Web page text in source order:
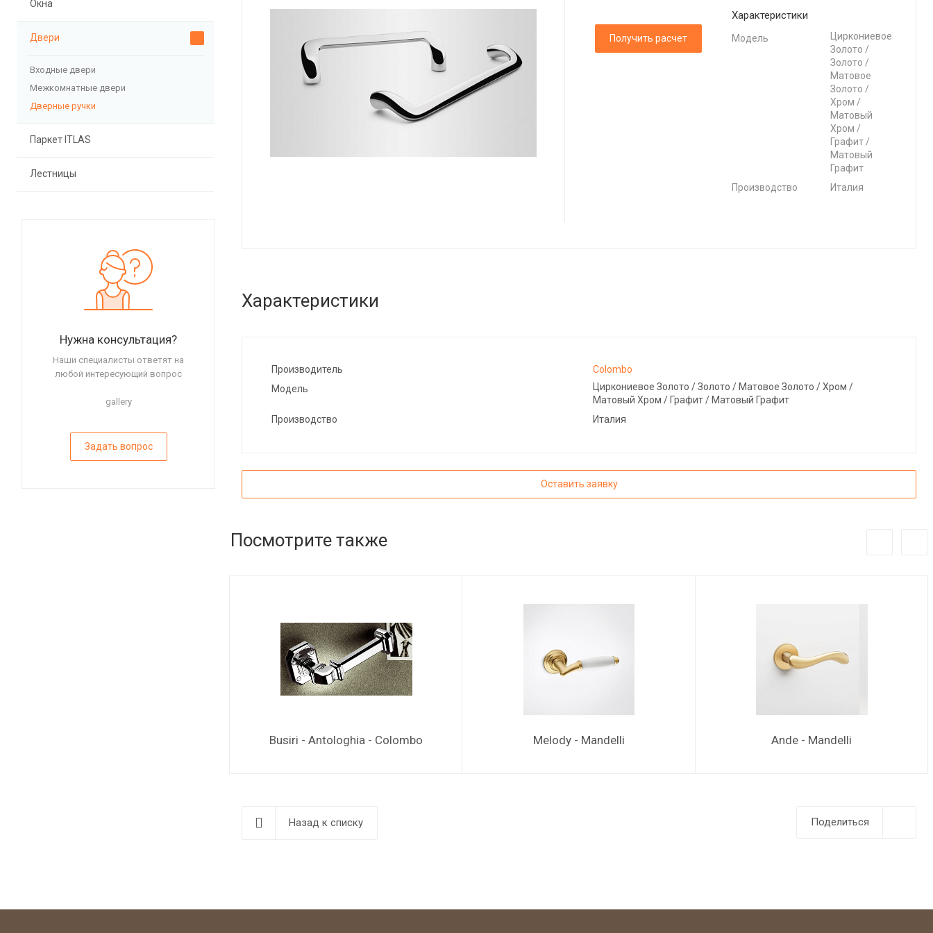
Получить расчет
Характеристики
Модель
Циркониевое
Золото /
Золото /
Матовое
Золото /
Хром /
Матовый
Хром /
Графит /
Матовый
Графит
Производство
Италия
Характеристики
Производитель
Colombo
Модель
Циркониевое Золото / Золото / Матовое Золото / Хром /
Матовый Хром / Графит / Матовый Графит
Производство
Италия
Оставить заявку
Посмотрите также
Busiri - Antologhia - Colombo Melody - Mandelli Ande - Mandelli
Поделиться
Назад к списку
Окна
Двери
Входные двери
Межкомнатные двери
Дверные ручки
Паркет ITLAS
Лестницы
Нужна консультация?
Наши специалисты ответят на
любой интересующий вопрос
gallery
Задать вопрос